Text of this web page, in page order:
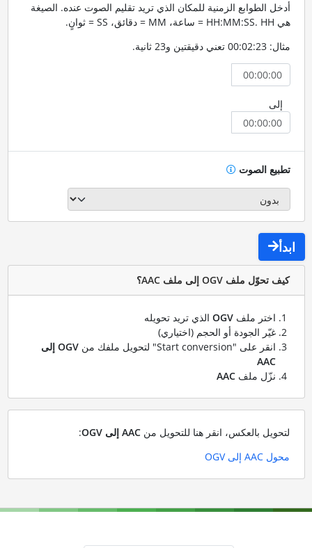
أدخل الطوابع الزمنية للمكان الذي تريد تقليم الصوت عنده. الصيغة
هي HH:MM:SS. HH = ساعة، MM = دقائق، SS = ثوانٍ.
مثال: 00:02:23 تعني دقيقتين و23 ثانية.
إلى
تطبيع الصوت
ابدأ
كيف تحوّل ملف OGV إلى ملف AAC؟
اختر ملف OGVالذي تريد تحويله
غيّر الجودة أو الحجم (اختياري)
انقر على "Start conversion" لتحويل ملفك من
OGV إلى
AAC
نزّل ملف AAC
لتحويل بالعكس، انقر هنا للتحويل من AAC إلى OGV
:
محول AAC إلى OGV